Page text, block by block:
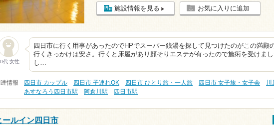
施設情報を見る お気に入りに追加
代 女性
四日市に行く用事があったのでHPでスーパー銭湯を探して見つけたのがこの満殿
行くきっかけは安さ。行くと床屋があり顔そりエステが有ったので施術を受けま
し…
情報 四日市 カップル 四日市 子連れOK 四日市 ひとり旅・一人旅 四日市 女子旅・女子会
川
あすなろう四日市駅
阿倉川駅 四日市駅
ールイン四日市